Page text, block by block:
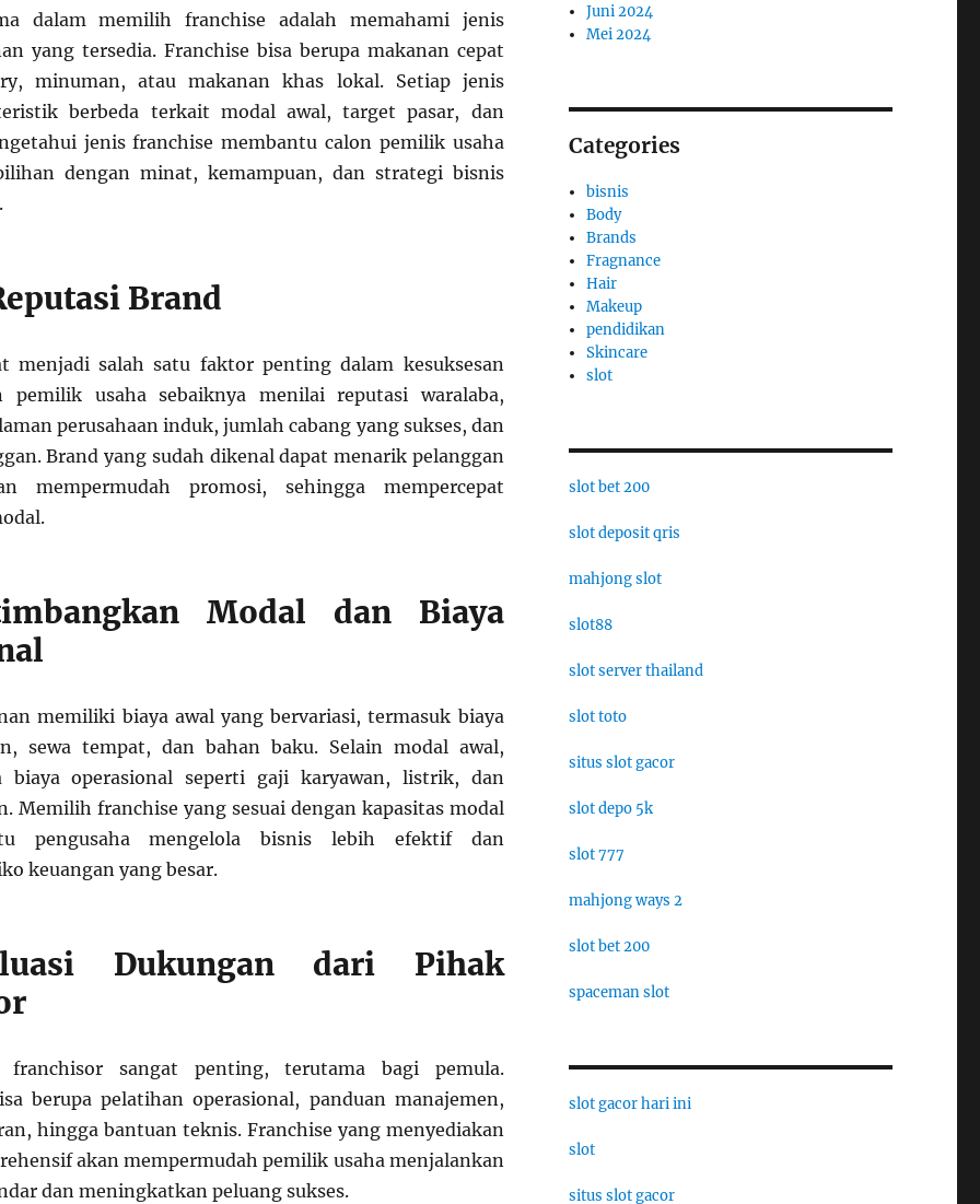
dalam memilih franchise adalah memahami jenis
yang tersedia. Franchise bisa berupa makanan cepat
minuman, atau makanan khas lokal. Setiap jenis
berbeda terkait modal awal, target pasar, dan
jenis franchise membantu calon pemilik usaha
dengan minat, kemampuan, dan strategi bisnis
Brand
menjadi salah satu faktor penting dalam kesuksesan
pemilik usaha sebaiknya menilai reputasi waralaba,
perusahaan induk, jumlah cabang yang sukses, dan
Brand yang sudah dikenal dapat menarik pelanggan
mempermudah promosi, sehingga mempercepat
Modal dan Biaya
memiliki biaya awal yang bervariasi, termasuk biaya
sewa tempat, dan bahan baku. Selain modal awal,
biaya operasional seperti gaji karyawan, listrik, dan
Memilih franchise yang sesuai dengan kapasitas modal
pengusaha mengelola bisnis lebih efektif dan
keuangan yang besar.
Dukungan dari Pihak
franchisor sangat penting, terutama bagi pemula.
berupa pelatihan operasional, panduan manajemen,
hingga bantuan teknis. Franchise yang menyediakan
akan mempermudah pemilik usaha menjalankan
dan meningkatkan peluang sukses.
Juni 2024
Mei 2024
Categories
bisnis
Body
Brands
Fragnance
Hair
Makeup
pendidikan
Skincare
slot
slot bet 200
slot deposit qris
mahjong slot
slot88
slot server thailand
slot toto
situs slot gacor
slot depo 5k
slot 777
mahjong ways 2
slot bet 200
spaceman slot
slot gacor hari ini
slot
situs slot gacor